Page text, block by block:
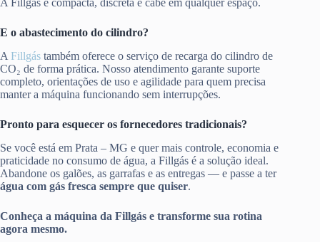
A Fillgás é compacta, discreta e cabe em qualquer espaço.
E o abastecimento do cilindro?
A Fillgás também oferece o serviço de recarga do cilindro de
CO₂ de forma prática. Nosso atendimento garante suporte
completo, orientações de uso e agilidade para quem precisa
manter a máquina funcionando sem interrupções.
Pronto para esquecer os fornecedores tradicionais?
Se você está em Prata – MG e quer mais controle, economia e
praticidade no consumo de água, a Fillgás é a solução ideal.
Abandone os galões, as garrafas e as entregas — e passe a ter
água com gás fresca sempre que quiser.
Conheça a máquina da Fillgás e transforme sua rotina
agora mesmo.